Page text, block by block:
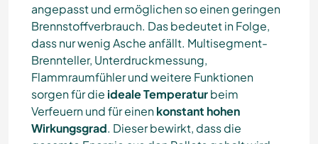
angepasst und ermöglichen so einen geringen
Brennstoffverbrauch. Das bedeutet in Folge,
dass nur wenig Asche anfällt. Multisegment-
Brennteller, Unterdruckmessung,
Flammraumfühler und weitere Funktionen
sorgen für die ideale Temperaturbeim
Verfeuern und für einenkonstant hohen
Wirkungsgrad. Dieser bewirkt, dass die